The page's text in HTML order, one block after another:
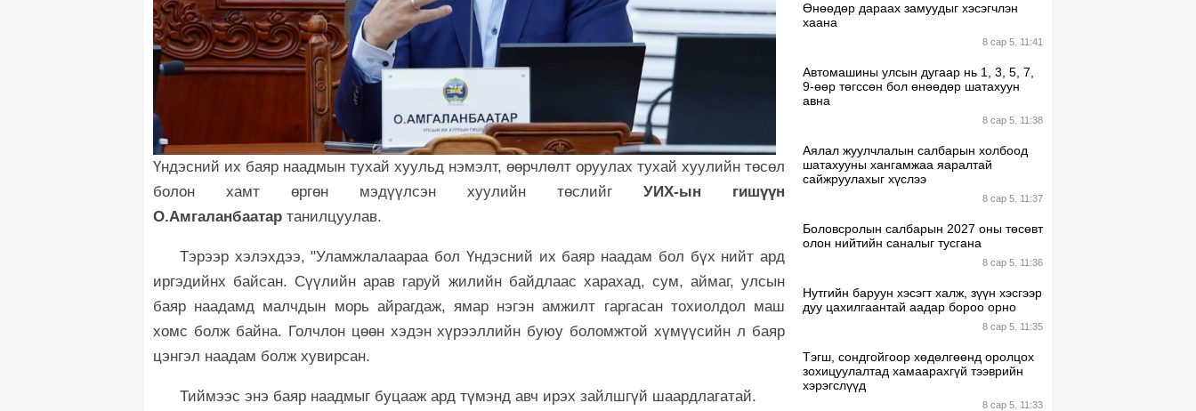
Үндэсний их баяр наадмын тухай хуульд нэмэлт, өөрчлөлт оруулах тухай хуулийн төсөл
болон хамт өргөн мэдүүлсэн хуулийн төслийг УИХ-ын гишүүн
О.Амгаланбаатар танилцуулав.
Тэрээр хэлэхдээ, "Уламжлалаараа бол Үндэсний их баяр наадам бол бүх нийт ард
иргэдийнх байсан. Сүүлийн арав гаруй жилийн байдлаас харахад, сум, аймаг, улсын
баяр наадамд малчдын морь айрагдаж, ямар нэгэн амжилт гаргасан тохиолдол маш
хомс болж байна. Голчлон цөөн хэдэн хүрээллийн буюу боломжтой хүмүүсийн л баяр
цэнгэл наадам болж хувирсан.
Тиймээс энэ баяр наадмыг буцааж ард түмэнд авч ирэх зайлшгүй шаардлагатай.
Өнөөдөр дараах замуудыг хэсэгчлэн
хаана
8 сар 5. 11:41
Автомашины улсын дугаар нь 1, 3, 5, 7,
9-өөр төгссөн бол өнөөдөр шатахуун
авна
8 сар 5. 11:38
Аялал жуулчлалын салбарын холбоод
шатахууны хангамжаа яаралтай
сайжруулахыг хүслээ
8 сар 5. 11:37
Боловсролын салбарын 2027 оны төсөвт
олон нийтийн саналыг тусгана
8 сар 5. 11:36
Нутгийн баруун хэсэгт халж, зүүн хэсгээр
дуу цахилгаантай аадар бороо орно
8 сар 5. 11:35
Тэгш, сондгойгоор хөдөлгөөнд оролцох
зохицуулалтад хамаарахгүй тээврийн
хэрэгслүүд
8 сар 5. 11:33